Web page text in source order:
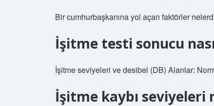
Bir cumhurbaşkanına yol açan faktörler
İşitme testi sonucu
İşitme seviyeleri ve desibel (DB) Alanlar:
İşitme kaybı seviyeleri